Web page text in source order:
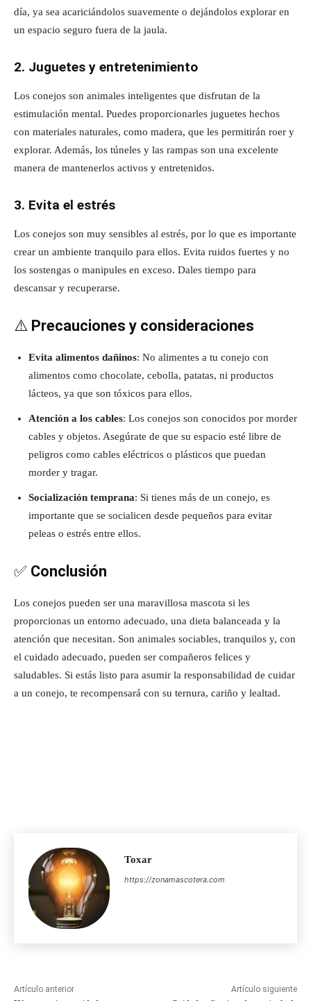
día, ya sea acariciándolos suavemente o dejándolos explorar en
un espacio seguro fuera de la jaula.
2. Juguetes y entretenimiento
Los conejos son animales inteligentes que disfrutan de la
estimulación mental. Puedes proporcionarles juguetes hechos
con materiales naturales, como madera, que les permitirán roer y
explorar. Además, los túneles y las rampas son una excelente
manera de mantenerlos activos y entretenidos.
3. Evita el estrés
Los conejos son muy sensibles al estrés, por lo que es importante
crear un ambiente tranquilo para ellos. Evita ruidos fuertes y no
los sostengas o manipules en exceso. Dales tiempo para
descansar y recuperarse.
⚠️ Precauciones y consideraciones
Evita alimentos dañinos: No alimentes a tu conejo con
alimentos como chocolate, cebolla, patatas, ni productos
lácteos, ya que son tóxicos para ellos.
Atención a los cables: Los conejos son conocidos por morder
cables y objetos. Asegúrate de que su espacio esté libre de
peligros como cables eléctricos o plásticos que puedan
morder y tragar.
Socialización temprana: Si tienes más de un conejo, es
importante que se socialicen desde pequeños para evitar
peleas o estrés entre ellos.
✅ Conclusión
Los conejos pueden ser una maravillosa mascota si les
proporcionas un entorno adecuado, una dieta balanceada y la
atención que necesitan. Son animales sociables, tranquilos y, con
el cuidado adecuado, pueden ser compañeros felices y
saludables. Si estás listo para asumir la responsabilidad de cuidar
a un conejo, te recompensará con su ternura, cariño y lealtad.
Toxar
https://zonamascotera.com
Artículo anterior
Artículo siguiente